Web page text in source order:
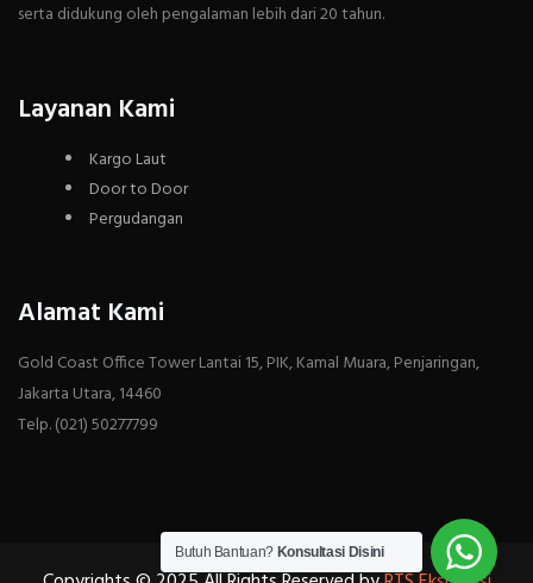
serta didukung oleh pengalaman lebih dari 20 tahun.
Layanan Kami
Kargo Laut
Door to Door
Pergudangan
Alamat Kami
Gold Coast Office Tower Lantai 15, PIK, Kamal Muara, Penjaringan,
Jakarta Utara, 14460
Telp. (021) 50277799
Butuh Bantuan? Konsultasi Disini